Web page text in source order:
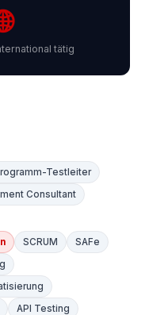
tätig
Testleiter
Consultant
SCRUM
SAFe
API Testing